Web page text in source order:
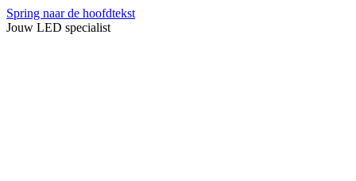
Spring naar de hoofdtekst
Jouw LED specialist